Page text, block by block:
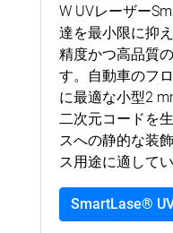
W UVレーザー
達を最小限に抑
精度かつ高品質
す。自動車のフ
に最適な小型2
二次元コードを
スへの静的な装
ス用途に適してい
SmartLase®